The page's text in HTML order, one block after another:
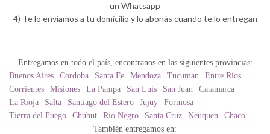
un Whatsapp
4) Te lo enviamos a tu domicilio y lo abonás cuando te lo entregan
Entregamos en todo el país, encontranos en las siguientes provincias:
Buenos Aires
Cordoba Santa Fe Mendoza Tucuman
Entre Rios
Corrientes
Misiones La Pampa San Luis San Juan
Catamarca
La Rioja
Salta Santiago del Estero Jujuy
Formosa
Tierra del Fuego
Chubut Rio Negro Santa Cruz Neuquen
Chaco
También entregamos en: